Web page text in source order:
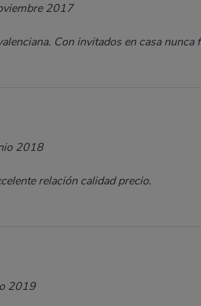
2017
Con invitados en casa nunca
2018
relación calidad precio.
2019